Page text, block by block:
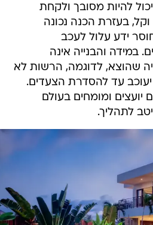
להיות מסובך ולקחת
בעזרת הכנה נכונה
ידע עלול לעכב
במידה והבנייה אינה
שהוצא, לדוגמה, הרשות לא
4 וההליך יעוכב עד להסדרת הצעדים.
יועצים ומומחים בעולם
לתהליך.